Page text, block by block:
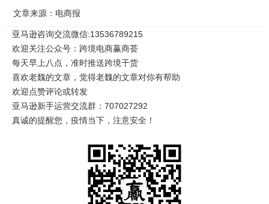
文章来源：电商报
亚马逊咨询交流微信:13536789215
欢迎关注公众号：跨境电商赢商荟
每天早上八点，准时推送跨境干货
喜欢老魏的文章，觉得老魏的文章对你有帮助
欢迎点赞评论或转发
亚马逊新手运营交流群：707027292
真诚的提醒您，疫情当下，注意安全！